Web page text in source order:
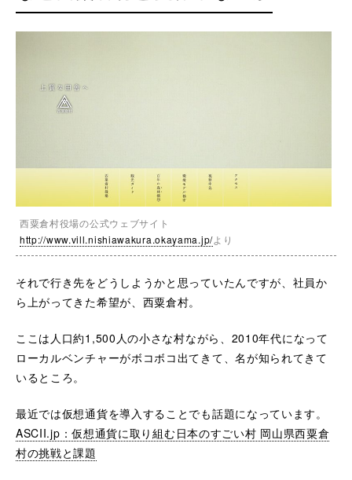
西粟倉村役場の公式ウェブサイト
http://www.vill.nishiawakura.okayama.jp/より
それで行き先をどうしようかと思っていたんですが、社員か
ら上がってきた希望が、西粟倉村。
ここは人口約1,500人の小さな村ながら、2010年代になって
ローカルベンチャーがボコボコ出てきて、名が知られてきて
いるところ。
最近では仮想通貨を導入することでも話題になっています。
ASCII.jp：仮想通貨に取り組む日本のすごい村 岡山県西粟倉
村の挑戦と課題